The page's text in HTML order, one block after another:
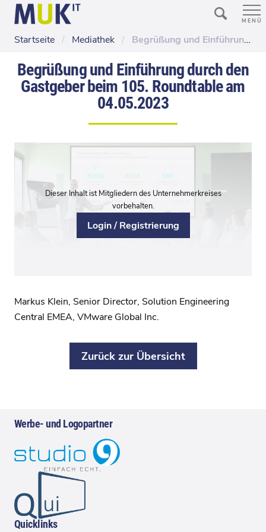
MENÜ
Startseite / Mediathek / Begrüßung und Einführung durch den Gastgeber beim 105. Roundtable am 04.05.2023
Begrüßung und Einführung durch den
Gastgeber beim 105. Roundtable am
04.05.2023
Dieser Inhalt ist Mitgliedern des Unternehmerkreises
vorbehalten.
Login / Registrierung
Markus Klein, Senior Director, Solution Engineering
Central EMEA, VMware Global Inc.
Zurück zur Übersicht
Werbe- und Logopartner
Quicklinks